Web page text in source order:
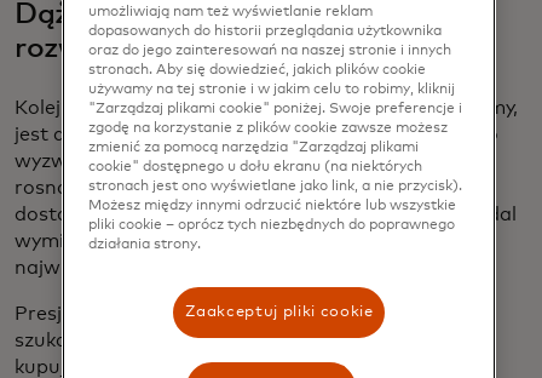
Dążenie do zrównoważonego
rozwoju
Kolejną zmianą, z którą muszą zmagać się małe firmy,
jest dążenie do zrównoważonego rozwoju. Pomimo
wyzwań wpływających na ich wyniki finansowe, od
rosnącej konkurencji po stabilizację łańcuchów
dostaw, więcej niż jedna na dziesięć firm (14%) nadal
wymienia bardziej zrównoważony rozwój jako
największe wyzwanie, przed którym stoi ich firma.
Presję wywierają konsumenci, którzy coraz częściej
szukają bardziej zrównoważonych opcji w tym, co
kupują i od kogo to kupują. Ponad połowa
umożliwiają nam też wyświetlanie reklam
dopasowanych do historii przeglądania użytkownika
oraz do jego zainteresowań na naszej stronie i innych
stronach. Aby się dowiedzieć, jakich plików cookie
używamy na tej stronie i w jakim celu to robimy, kliknij
"Zarządzaj plikami cookie" poniżej. Swoje preferencje i
zgodę na korzystanie z plików cookie zawsze możesz
zmienić za pomocą narzędzia "Zarządzaj plikami
cookie" dostępnego u dołu ekranu (na niektórych
stronach jest ono wyświetlane jako link, a nie przycisk).
Możesz między innymi odrzucić niektóre lub wszystkie
pliki cookie – oprócz tych niezbędnych do poprawnego
działania strony.
Zaakceptuj pliki cookie